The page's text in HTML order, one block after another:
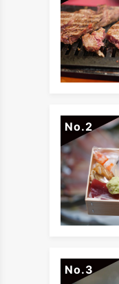
No.
No.